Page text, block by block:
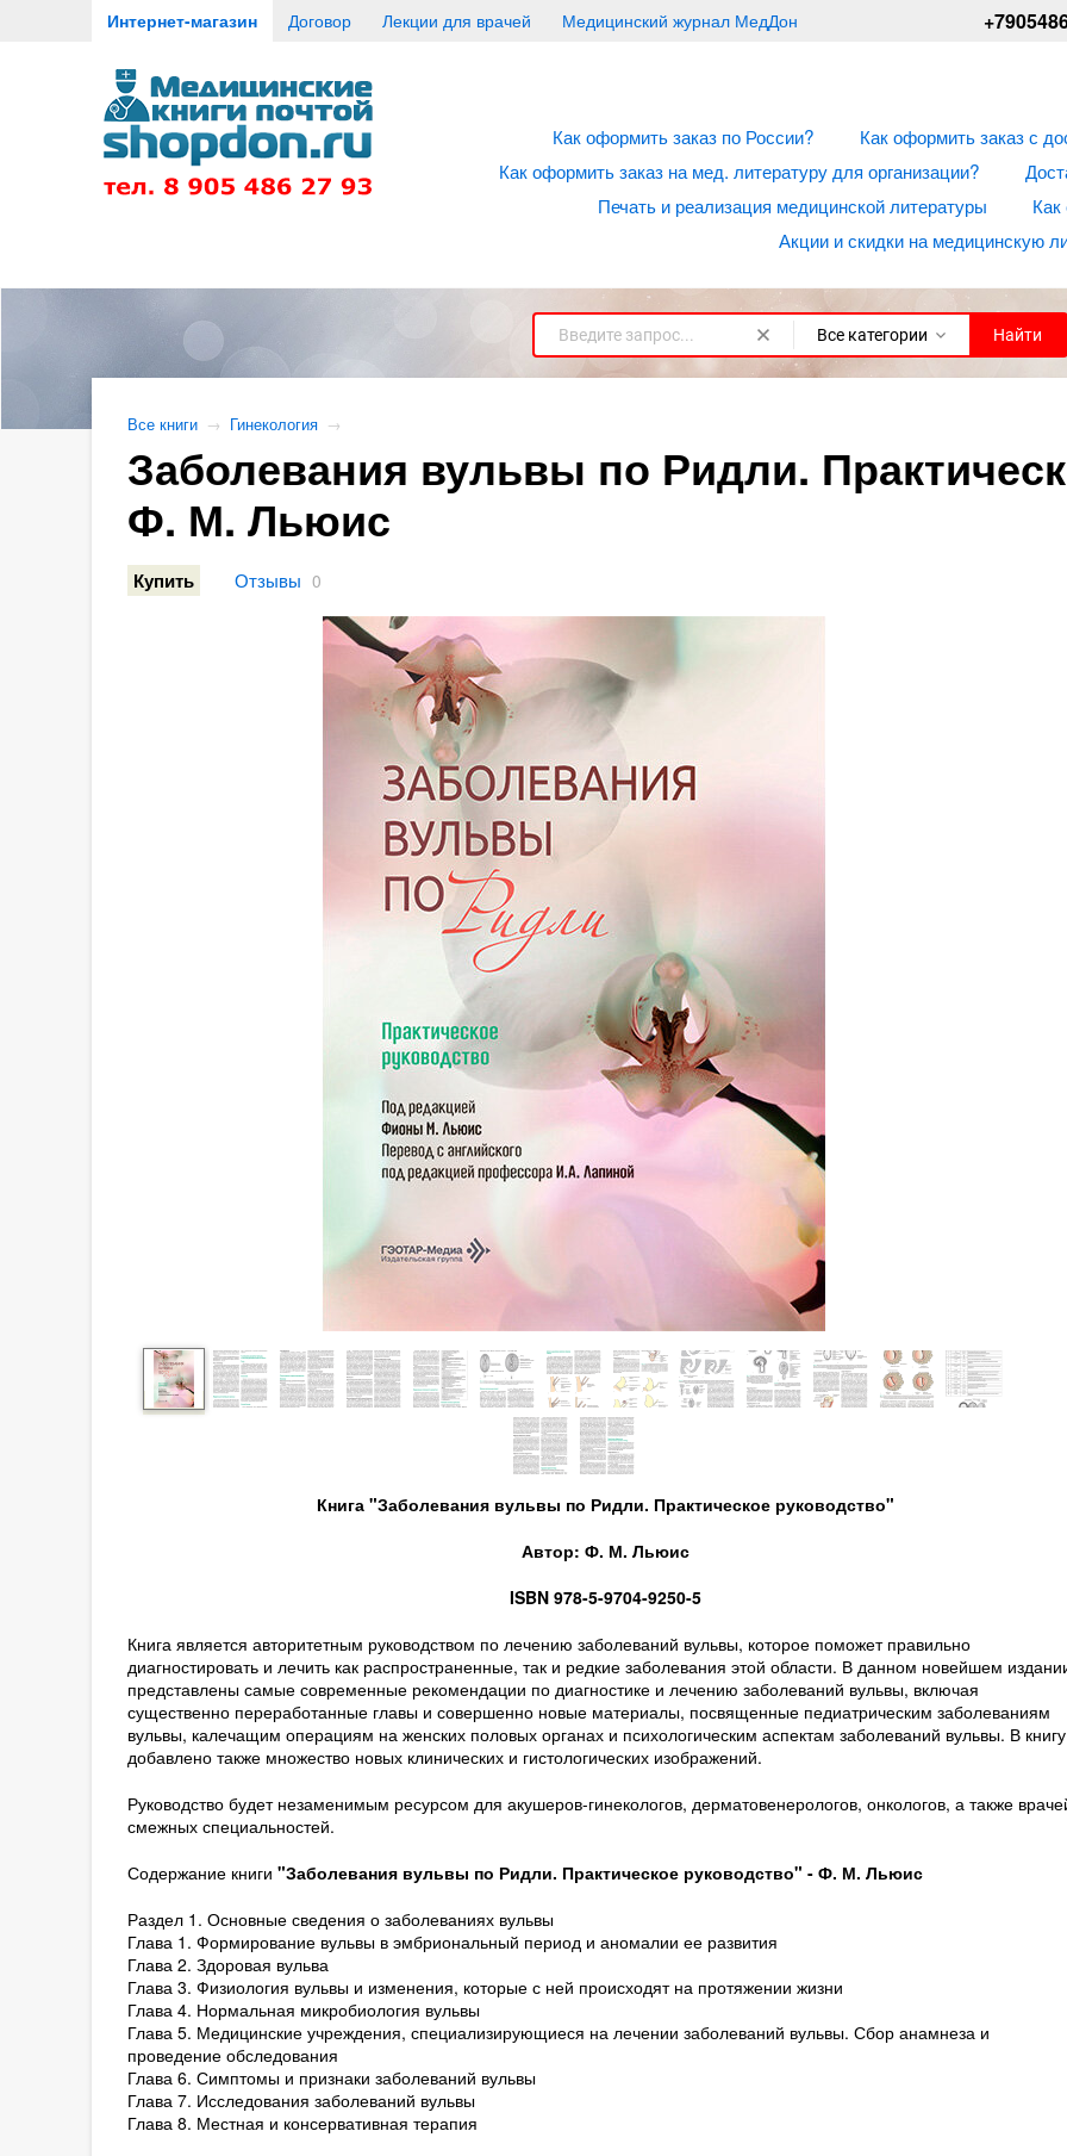
Интернет-магазин Договор Лекции для врачей Медицинский журнал МедДон
Как оформить заказ по России?
Как оформить заказ с
Как оформить заказ на мед. литературу для организации?
Печать и реализация медицинской литературы
Как
Акции и скидки на медицинскую
Все категории Найти
Все книги → Гинекология →
Заболевания вульвы по Ридли.
Ф. М. Льюис
Купить Отзывы 0
Книга "Заболевания вульвы по Ридли. Практическое руководство"
Автор: Ф. М. Льюис
ISBN 978-5-9704-9250-5
Книга является авторитетным руководством по лечению заболеваний вульвы, которое поможет правильно
диагностировать и лечить как распространенные, так и редкие заболевания этой области. В данном новейшем
представлены самые современные рекомендации по диагностике и лечению заболеваний вульвы, включая
существенно переработанные главы и совершенно новые материалы, посвященные педиатрическим заболеваниям
вульвы, калечащим операциям на женских половых органах и психологическим аспектам заболеваний вульвы. В книгу
добавлено также множество новых клинических и гистологических изображений.
Руководство будет незаменимым ресурсом для акушеров-гинекологов, дерматовенерологов, онкологов, а также
смежных специальностей.
Содержание книги "Заболевания вульвы по Ридли. Практическое руководство" - Ф. М. Льюис
Раздел 1. Основные сведения о заболеваниях вульвы
Глава 1. Формирование вульвы в эмбриональный период и аномалии ее развития
Глава 2. Здоровая вульва
Глава 3. Физиология вульвы и изменения, которые с ней происходят на протяжении жизни
Глава 4. Нормальная микробиология вульвы
Глава 5. Медицинские учреждения, специализирующиеся на лечении заболеваний вульвы. Сбор анамнеза и
проведение обследования
Глава 6. Симптомы и признаки заболеваний вульвы
Глава 7. Исследования заболеваний вульвы
Глава 8. Местная и консервативная терапия